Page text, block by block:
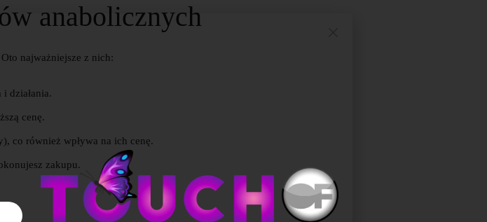
anabolicznych
najważniejsze z nich:
działania.
cenę.
co również wpływa na ich cenę.
zakupu.